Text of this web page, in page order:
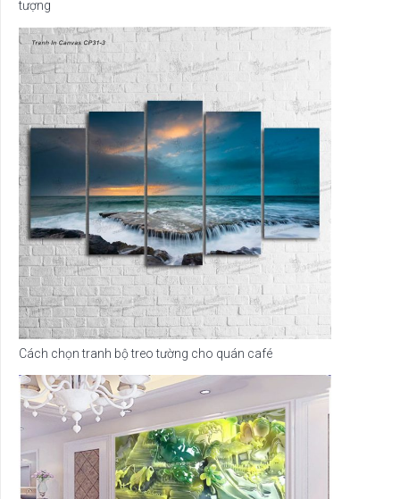
tượng
Cách chọn tranh bộ treo tường cho quán café